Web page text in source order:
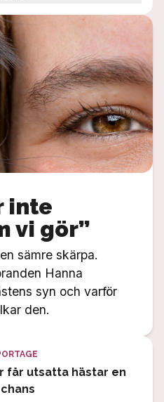
inte
vi gör”
sämre skärpa.
Hanna
syn och varför
den.
får utsatta hästar en